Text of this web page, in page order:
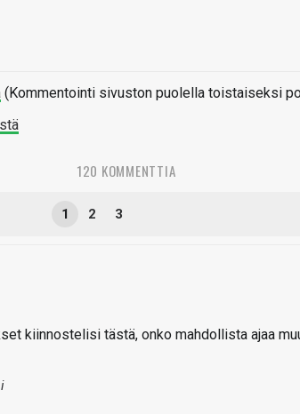
(Kommentointi sivuston puolella toistaiseksi
120 KOMMENTTIA
1 2 3
kiinnostelisi tästä, onko mahdollista ajaa